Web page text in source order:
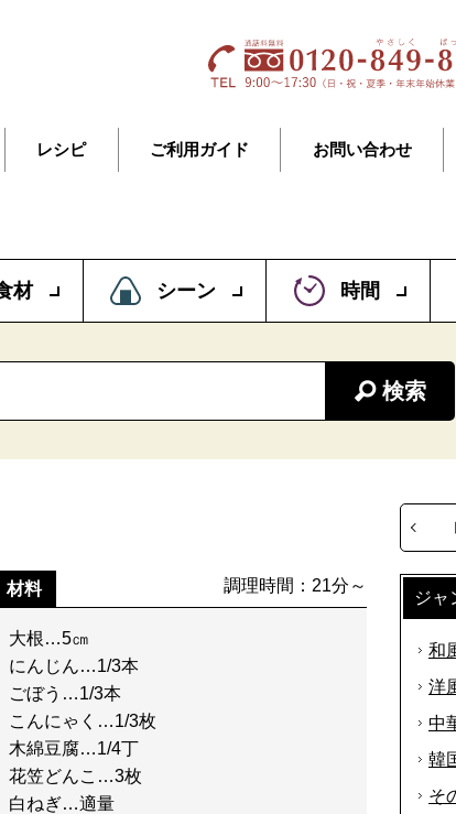
レシピ ご利用ガイド お問い合わせ
材 シーン 時間
検索
材料 調理時間：21分～
大根…5㎝
にんじん…1/3本
ごぼう…1/3本
こんにゃく…1/3枚
木綿豆腐…1/4丁
花笠どんこ…3枚
白ねぎ…適量
ジャ
和
洋
中
韓
そ